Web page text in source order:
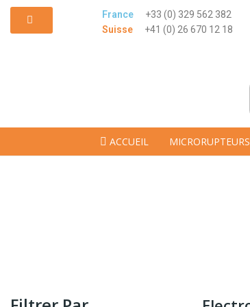
France
+33 (0) 329 562 382
Suisse
+41 (0) 26 670 12 18
ACCUEIL MICRORUPTEURS